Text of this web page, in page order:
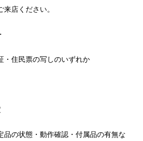
店ください。
・住民票の写しのいずれか
品の状態・動作確認・付属品の有無な